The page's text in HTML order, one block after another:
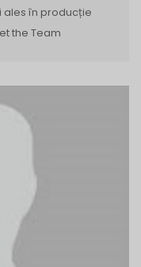
ales în producție
the Team